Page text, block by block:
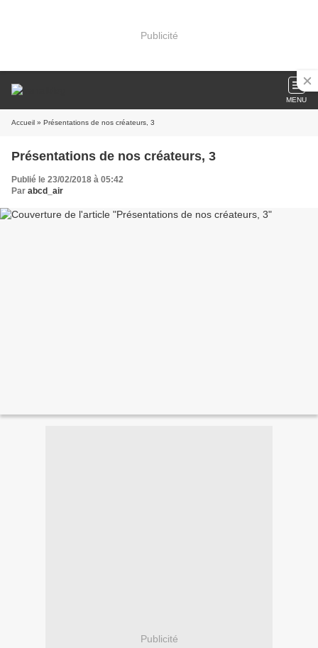
Publicité
MENU
Accueil » Présentations de nos créateurs, 3
Présentations de nos créateurs, 3
Publié le 23/02/2018 à 05:42
Par abcd_air
Publicité